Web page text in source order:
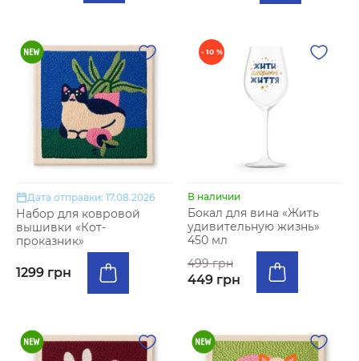
Дата отправки: 17.08.2026
Набор для ковровой
вышивки «Кот-
проказник»
1299 грн
- 10 %
В наличии
Бокал для вина «Жить
удивительную жизнь»
450 мл
499 грн
449 грн